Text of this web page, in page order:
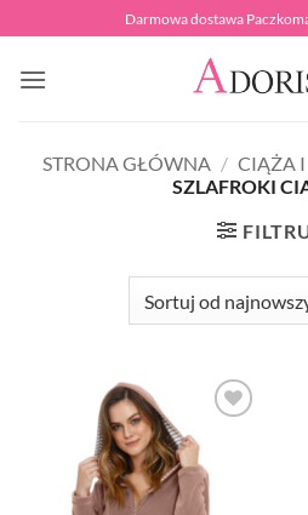
do
zawartości
Darmowa dostawa
STRONA GŁÓWNA / CIĄŻA
SZLAFROKI